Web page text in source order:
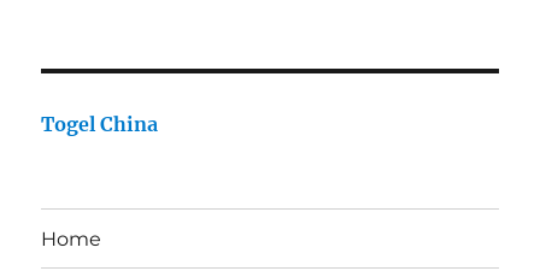
Togel China
Home